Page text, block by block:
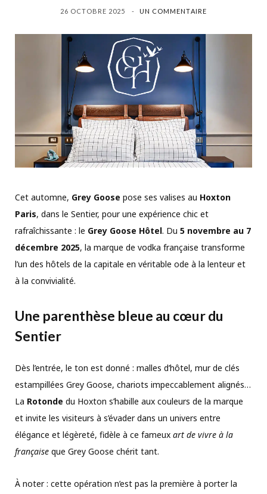
26 OCTOBRE 2025 UN COMMENTAIRE
Cet automne, Grey Goose pose ses valises au Hoxton
Paris, dans le Sentier, pour une expérience chic et
rafraîchissante : le Grey Goose Hôtel. Du 5 novembre au 7
décembre 2025, la marque de vodka française transforme
l’un des hôtels de la capitale en véritable ode à la lenteur et
à la convivialité.
Une parenthèse bleue au cœur du
Sentier
Dès l’entrée, le ton est donné : malles d’hôtel, mur de clés
estampillées Grey Goose, chariots impeccablement alignés…
La Rotonde du Hoxton s’habille aux couleurs de la marque
et invite les visiteurs à s’évader dans un univers entre
élégance et légèreté, fidèle à ce fameux art de vivre à la
française que Grey Goose chérit tant.
À noter : cette opération n’est pas la première à porter la